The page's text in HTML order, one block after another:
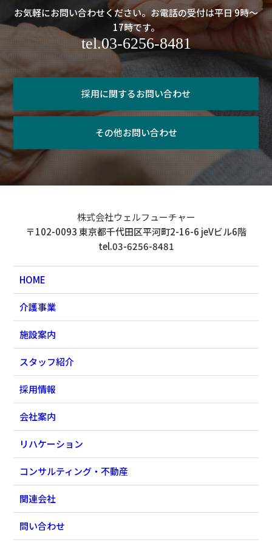
お気軽にお問い合わせください。お電話の受付は平日 9時～
17時です。
tel.03-6256-8481
採用に関するお問い合わせ
その他お問い合わせ
株式会社ウェルフューチャー
〒102-0093 東京都千代田区平河町2-16-6 jeVビル6階
tel.03-6256-8481
HOME
介護事業
施設案内
スタッフ紹介
採用情報
会社案内
リハケーション
コンサルティング・不動産
関連会社
問い合わせ